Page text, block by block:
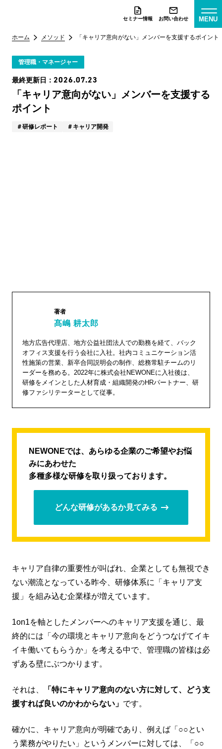
セミナー情報 お問い合わせ MENU
ホーム メソッド 「キャリア意向がない」メンバーを支援するポイント
管理職・マネージャー
最終更新日： 2026.07.23
「キャリア意向がない」メンバーを支援する
ポイント
研修レポート キャリア開発
髙嶋 耕
太郎"
width="1
04"
height="
104">
著者
髙嶋 耕太郎
地方広告代理店、地方公益社団法人での勤務を経て、バック
オフィス支援を行う会社に入社。社内コミュニケーション活
性施策の営業、新卒合同説明会の制作、総務常駐チームのリ
ーダーを務める。2022年に株式会社NEWONEに入社後は、
研修をメインとした人材育成・組織開発のHRパートナー、研
修ファシリテーターとして従事。
NEWONEでは、あらゆる企業のご希望やお悩
みにあわせた
多種多様な研修を取り扱っております。
どんな研修があるか見てみる
キャリア自律の重要性が叫ばれ、企業としても無視でき
ない潮流となっている昨今、研修体系に「キャリア支
援」を組み込む企業様が増えています。
1on1を軸としたメンバーへのキャリア支援を通じ、最
終的には「今の環境とキャリア意向をどうつなげてイキ
イキ働いてもらうか」を考える中で、管理職の皆様は必
ずある壁にぶつかります。
それは、
「特にキャリア意向のない方に対して、どう支
援すれば良いのかわからない」 です。
確かに、キャリア意向が明確であり、例えば「○○とい
う業務がやりたい」というメンバーに対しては、「○○